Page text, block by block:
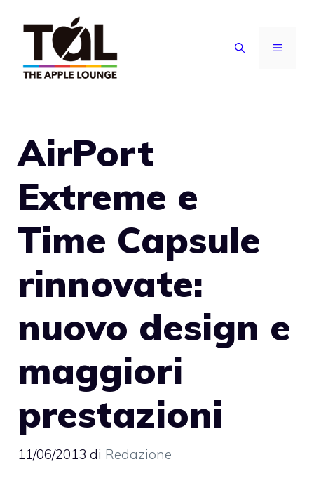
contenuto
MENU
AirPort
Extreme e
Time Capsule
rinnovate:
nuovo design e
maggiori
prestazioni
11/06/2013 di Redazione